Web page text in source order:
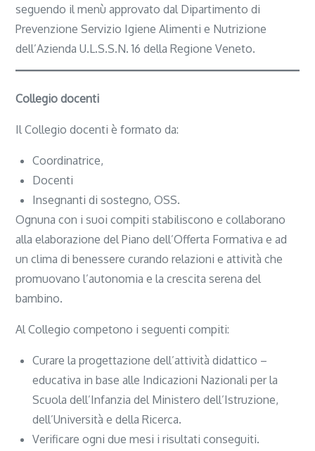
seguendo il menù approvato dal Dipartimento di
Prevenzione Servizio Igiene Alimenti e Nutrizione
dell’Azienda U.L.S.S.N. 16 della Regione Veneto.
Collegio docenti
Il Collegio docenti è formato da:
Coordinatrice,
Docenti
Insegnanti di sostegno, OSS.
Ognuna con i suoi compiti stabiliscono e collaborano
alla elaborazione del Piano dell’Offerta Formativa e ad
un clima di benessere curando relazioni e attività che
promuovano l’autonomia e la crescita serena del
bambino.
Al Collegio competono i seguenti compiti:
Curare la progettazione dell’attività didattico –
educativa in base alle Indicazioni Nazionali per la
Scuola dell’Infanzia del Ministero dell’Istruzione,
dell’Università e della Ricerca.
Verificare ogni due mesi i risultati conseguiti.